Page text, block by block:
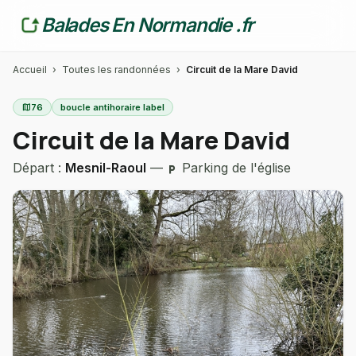
Balades En Normandie .fr
Accueil › Toutes les randonnées › Circuit de la Mare David
map76 boucle antihoraire label
Circuit de la Mare David
Départ : Mesnil-Raoul — local_parking Parking de l'église